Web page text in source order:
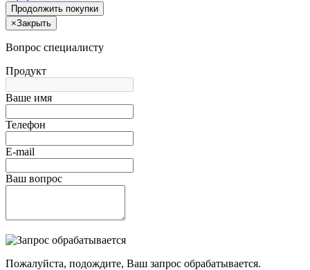
Продолжить покупки
×Закрыть
Вопрос специалисту
Продукт
Ваше имя
Телефон
E-mail
Ваш вопрос
Пожалуйста, подождите, Ваш запрос обрабатывается.